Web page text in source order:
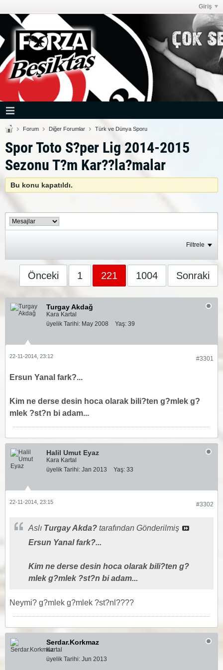
Giriş
Forum Diğer Forumlar Türk ve Dünya Sporu
Spor Toto S?per Lig 2014-2015
Sezonu T?m Kar??la?malar
Bu konu kapatıldı.
Filtrele
Önceki 1 221 1004 Sonraki
Turgay Akdağ
Kara Kartal
üyelik Tarihi: May 2008 Yaş: 39
#3301
22-11-2014, 23:12
Ersun Yanal fark?...
Kim ne derse desin hoca olarak bili?ten g?mlek g?
mlek ?st?n bi adam...
Halil Umut Eyaz
Kara Kartal
üyelik Tarihi: Jan 2013 Yaş: 33
#3302
22-11-2014, 23:15
Aslı Turgay Akda? tarafından Gönderilmiş
Ersun Yanal fark?...
Kim ne derse desin hoca olarak bili?ten g?
mlek g?mlek ?st?n bi adam...
Neymi? g?mlek g?mlek ?st?nl????
Serdar.Korkmaz
Kartal
üyelik Tarihi: Jun 2013